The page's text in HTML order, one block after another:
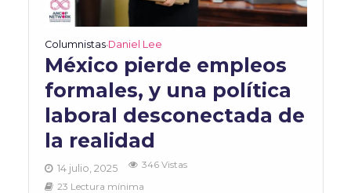
Columnistas•Daniel Lee
México pierde empleos
formales, y una política
laboral desconectada de
la realidad
14 julio, 2025
346 Vistas
23 Lectura mínima